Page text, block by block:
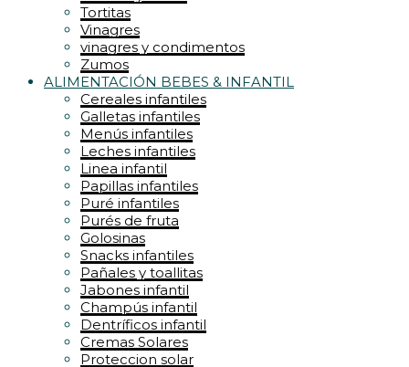
Tortitas
Vinagres
vinagres y condimentos
Zumos
ALIMENTACIÓN BEBES & INFANTIL
Cereales infantiles
Galletas infantiles
Menús infantiles
Leches infantiles
Linea infantil
Papillas infantiles
Puré infantiles
Purés de fruta
Golosinas
Snacks infantiles
Pañales y toallitas
Jabones infantil
Champús infantil
Dentríficos infantil
Cremas Solares
Proteccion solar